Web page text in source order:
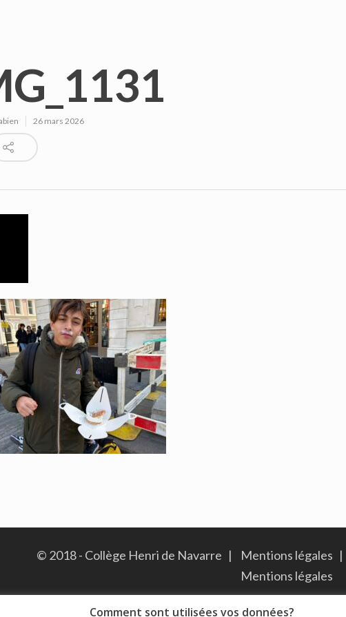
26 mars 2026
© 2018 - Collège Henri de Navarre | Mentions légales |
Mentions légales
Comment sont utilisées vos données?